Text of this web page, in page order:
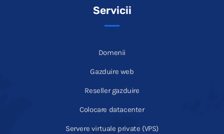
Servicii
Domenii
Gazduire web
Reseller gazduire
Colocare datacenter
Servere virtuale private (VPS)